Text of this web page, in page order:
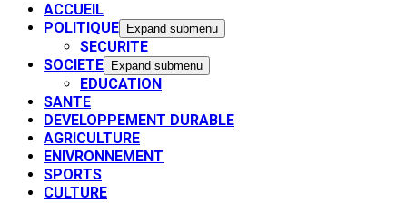
ACCUEIL
POLITIQUE
Expand submenu
SECURITE
SOCIETE
Expand submenu
EDUCATION
SANTE
DEVELOPPEMENT DURABLE
AGRICULTURE
ENIVRONNEMENT
SPORTS
CULTURE